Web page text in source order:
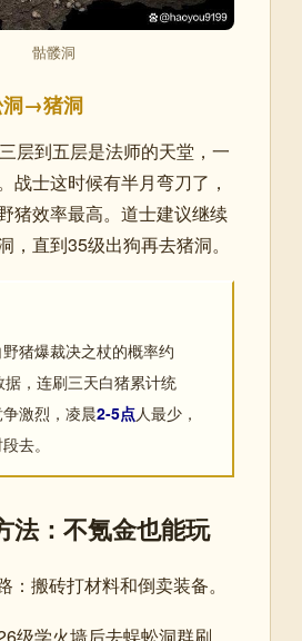
骷髅洞
洞→猪洞
层到五层是法师的天堂，一
战士这时候有半月弯刀了，
猪效率最高。道士建议继续
，直到35级出狗再去猪洞。
猪爆裁决之杖的概率约
据，连刷三天白猪累计统
激烈，凌晨2-5点人最少，
去。
法：不氪金也能玩
：搬砖打材料和倒卖装备。